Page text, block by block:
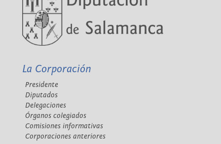
La Corporación
Presidente
Diputados
Delegaciones
Órganos colegiados
Comisiones informativas
Corporaciones anteriores